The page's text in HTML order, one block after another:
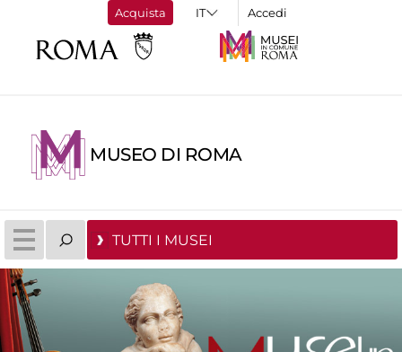
Acquista Accedi
MUSEO DI ROMA
TUTTI I MUSEI